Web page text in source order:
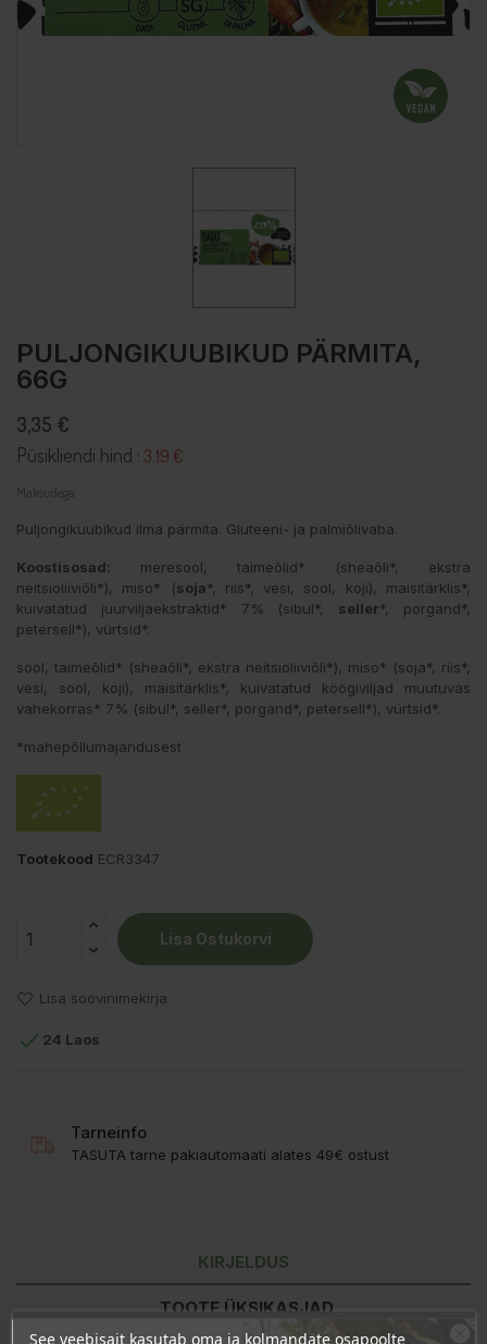
PULJONGIKUUBIKUD PÄRMITA,
66G
3,35 €
Püsikliendi hind : 3.19 €
Maksudega
Puljongikuubikud ilma pärmita. Gluteeni- ja palmiõlivaba.
Koostisosad: meresool, taimeõlid* (sheaõli*, ekstra
neitsioliiviõli*), miso* (soja*, riis*, vesi, sool, koji), maisitärklis*,
kuivatatud juurviljaekstraktid* 7% (sibul*, seller*, porgand*,
petersell*), vürtsid*.
sool, taimeõlid* (sheaõli*, ekstra neitsioliiviõli*), miso* (soja*, riis*,
vesi, sool, koji), maisitärklis*, kuivatatud köögiviljad muutuvas
vahekorras* 7% (sibul*, seller*, porgand*, petersell*), vürtsid*.
*mahepõllumajandusest
Tootekood ECR3347
Lisa Ostukorvi
Lisa soovinimekirja
 24 Laos
Tarneinfo
TASUTA tarne pakiautomaati alates 49€ ostust
KIRJELDUS
TOOTE ÜKSIKASJAD
See veebisait kasutab oma ja kolmandate osapoolte